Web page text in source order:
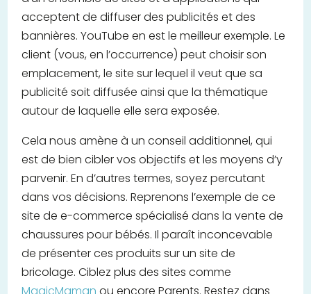
acceptent de diffuser des publicités et des
bannières. YouTube en est le meilleur exemple. Le
client (vous, en l’occurrence) peut choisir son
emplacement, le site sur lequel il veut que sa
publicité soit diffusée ainsi que la thématique
autour de laquelle elle sera exposée.
Cela nous amène à un conseil additionnel, qui
est de bien cibler vos objectifs et les moyens d’y
parvenir. En d’autres termes, soyez percutant
dans vos décisions. Reprenons l’exemple de ce
site de e-commerce spécialisé dans la vente de
chaussures pour bébés. Il paraît inconcevable
de présenter ces produits sur un site de
bricolage. Ciblez plus des sites comme